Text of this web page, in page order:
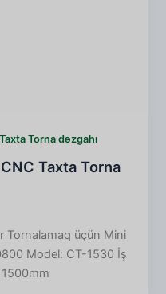
Torna dəzgahı
Taxta Torna
Tornalamaq üçün Mini
Model: CT-1530 İş